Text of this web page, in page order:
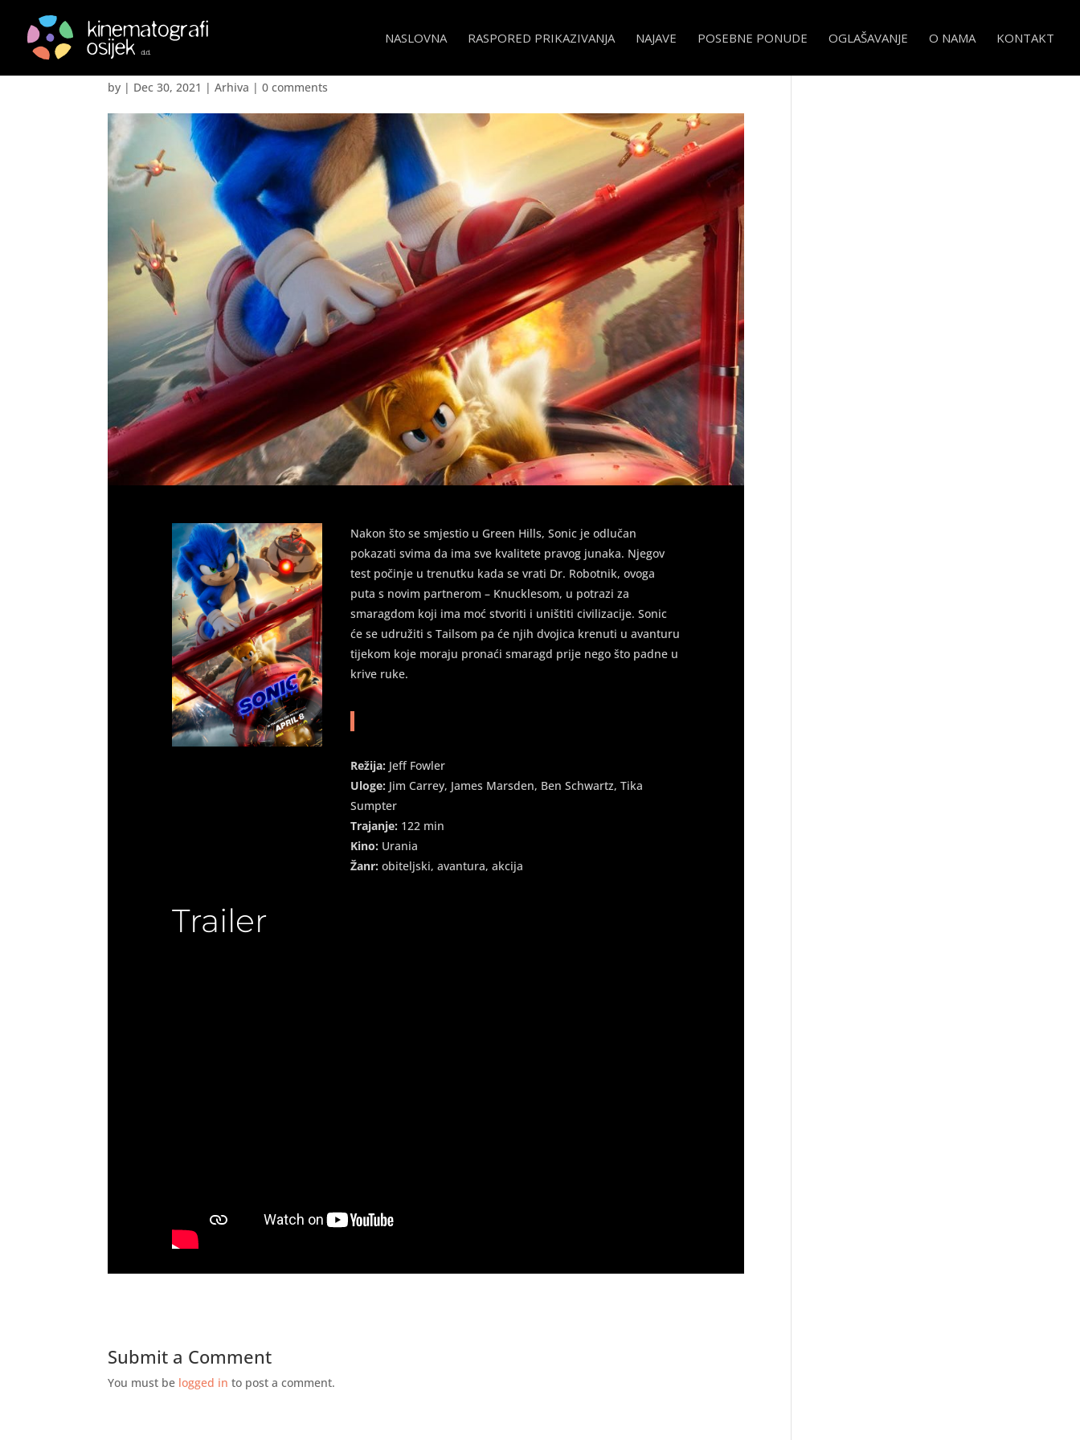
NASLOVNA RASPORED PRIKAZIVANJA NAJAVE POSEBNE PONUDE OGLAŠAVANJE O NAMA KONTAKT
SONIC: SUPER JEŽ 2 – Sonic the Hedgehog 2
by | Dec 30, 2021 |Arhiva |0 comments
Nakon što se smjestio u Green Hills, Sonic je odlučan
pokazati svima da ima sve kvalitete pravog junaka. Njegov
test počinje u trenutku kada se vrati Dr. Robotnik, ovoga
puta s novim partnerom – Knucklesom, u potrazi za
smaragdom koji ima moć stvoriti i uništiti civilizacije. Sonic
će se udružiti s Tailsom pa će njih dvojica krenuti u avanturu
tijekom koje moraju pronaći smaragd prije nego što padne u
krive ruke.
Režija: Jeff Fowler
Uloge: Jim Carrey, James Marsden, Ben Schwartz, Tika
Sumpter
Trajanje: 122 min
Kino: Urania
Žanr: obiteljski, avantura, akcija
Trailer
Submit a Comment
You must be logged in to post a comment.